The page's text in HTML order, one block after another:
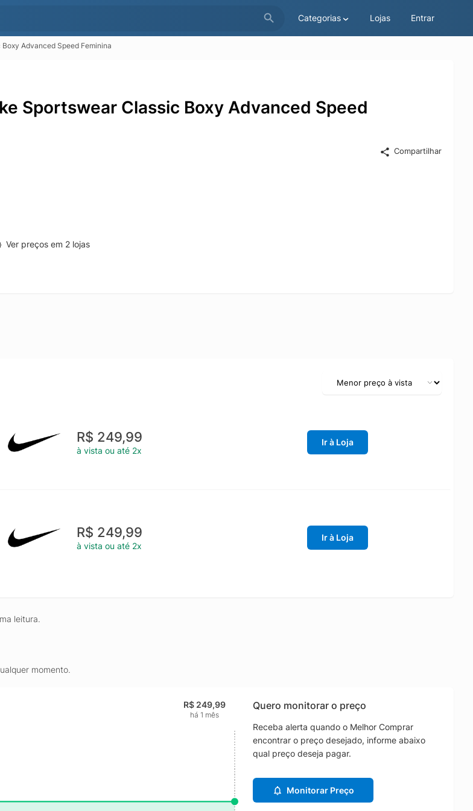
Categorias Lojas Entrar
Advanced Speed Feminina
Sportswear Classic Boxy Advanced Speed
Compartilhar
Ver preços em 2 lojas
R$ 249,99
à vista ou até 2x
Ir à Loja
R$ 249,99
à vista ou até 2x
Ir à Loja
leitura.
momento.
R$ 249,99
há 1 mês
Quero monitorar o preço
Receba alerta quando o Melhor Comprar
encontrar o preço desejado, informe abaixo
qual preço deseja pagar.
Monitorar Preço